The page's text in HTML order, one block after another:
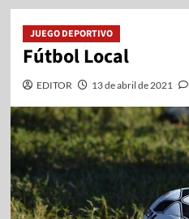
JUEGO DEPORTIVO
Fútbol Local
EDITOR 13 de abril de 2021